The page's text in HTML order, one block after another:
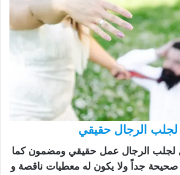
الرجال حقيقي
لجلب الرجال عمل حقيقي ومضمون كما
و صحيحة جداً ولا يكون له معطيات ناقصة و